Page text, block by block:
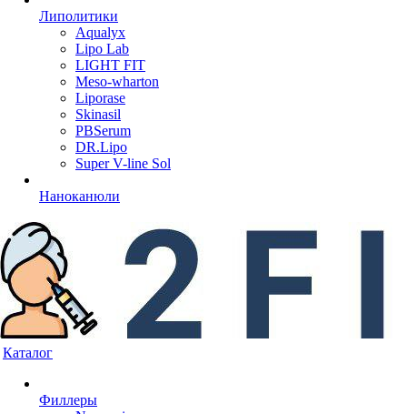
Липолитики
Aqualyx
Lipo Lab
LIGHT FIT
Meso-wharton
Liporase
Skinasil
PBSerum
DR.Lipo
Super V-line Sol
Наноканюли
Каталог
Филлеры